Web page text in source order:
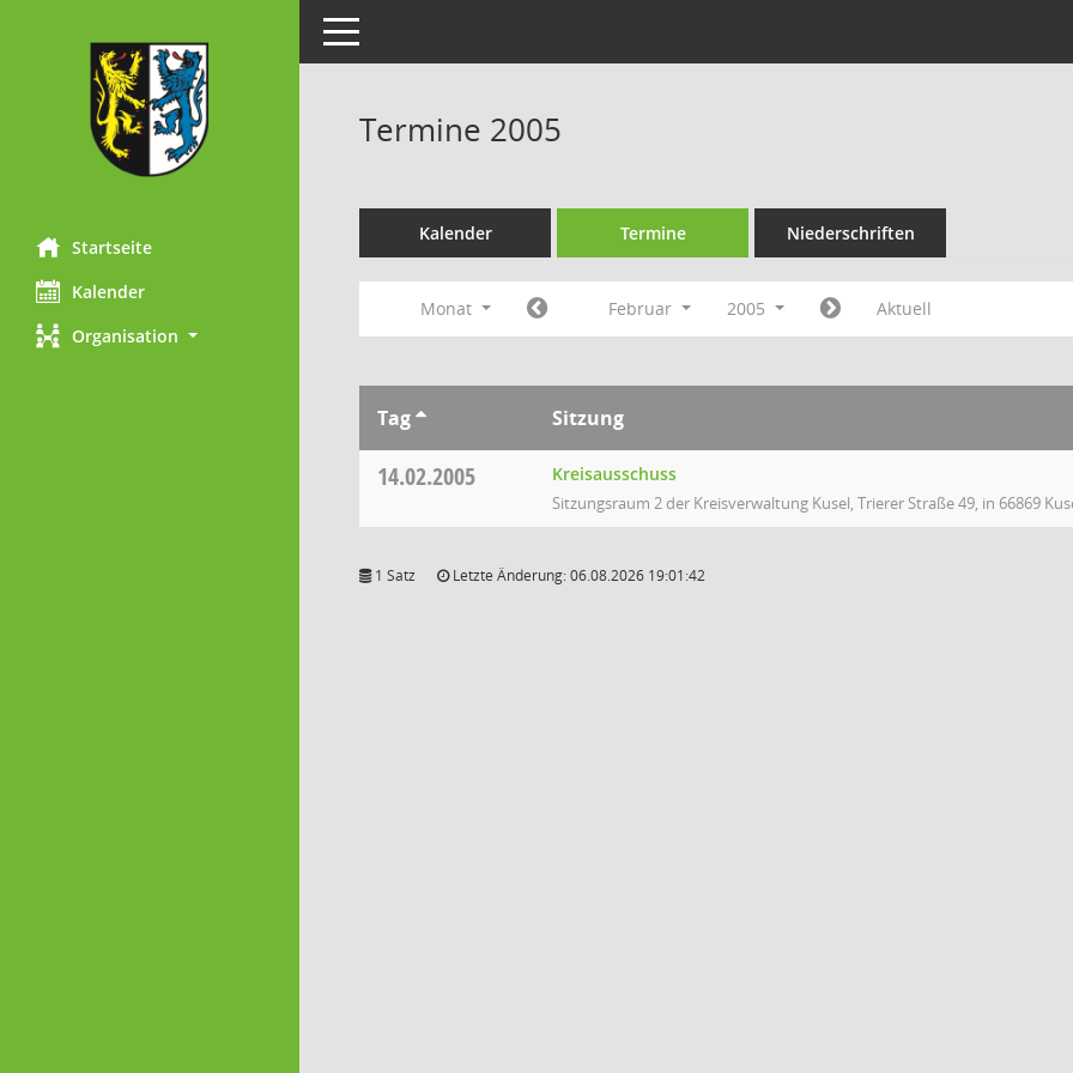
Startseite
Kalender
Organisation
Toggle navigation
Termine 2005
Kalender Termine Niederschriften
Monat Februar 2005 Aktuell
Tag Sitzung
14.02.2005 Kreisausschuss
Sitzungsraum 2 der Kreisverwaltung Kusel, Trierer Straße 49, in 66869
1 Satz Letzte Änderung: 06.08.2026 19:01:42